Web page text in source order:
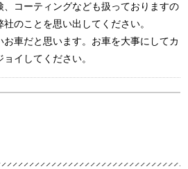
、コーティングなども扱っておりますの
のことを思い出してください。
お車だと思います。お車を大事にしてカ
イしてください。